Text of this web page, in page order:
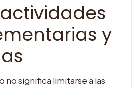
y
no significa limitarse a las